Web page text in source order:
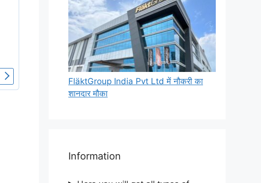
FläktGroup India Pvt Ltd में नौकरी का
शानदार मौका
Information